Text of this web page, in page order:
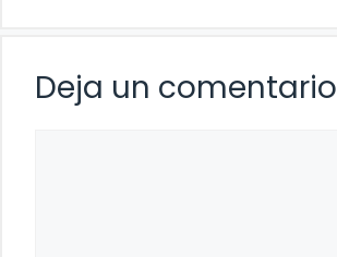
Deja un comentario